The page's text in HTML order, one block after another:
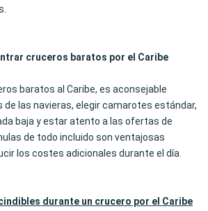
cruceros baratos por el Caribe
baratos al Caribe, es aconsejable
las navieras, elegir camarotes estándar,
baja y estar atento a las ofertas de
de todo incluido son ventajosas
los costes adicionales durante el día.
durante un crucero por el Caribe